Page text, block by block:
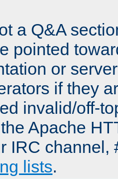
a Q&A
pointed
or
if they
invalid/off-
Apache
IRC channel,
lists.